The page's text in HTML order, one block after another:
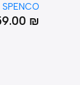
Cushions
SPENCO
59.00